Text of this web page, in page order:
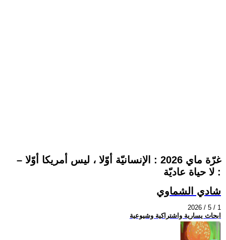
غرّة ماي 2026 : الإنسانيّة أوّلا ، ليس أمريكا أوّلا –
لا حياة عاديّة :
شادي الشماوي
2026 / 5 / 1
ابحاث يسارية واشتراكية وشيوعية